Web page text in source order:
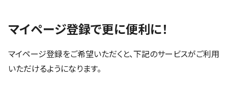
マイページ登録で更に便利に！
マイページ登録をご希望いただくと、下記のサービスがご利用
いただけるようになります。